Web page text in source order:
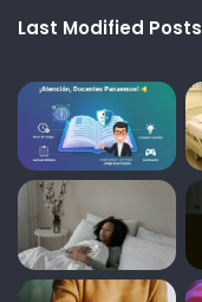
Last Modified Posts